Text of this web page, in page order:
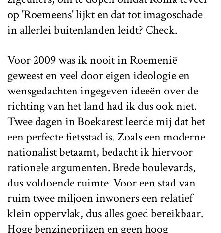
op 'Roemeens' lijkt en dat tot imagoschade
in allerlei buitenlanden leidt? Check.
Voor 2009 was ik nooit in Roemenië
geweest en veel door eigen ideologie en
wensgedachten ingegeven ideeën over de
richting van het land had ik dus ook niet.
Twee dagen in Boekarest leerde mij dat het
een perfecte fietsstad is. Zoals een moderne
nationalist betaamt, bedacht ik hiervoor
rationele argumenten. Brede boulevards,
dus voldoende ruimte. Voor een stad van
ruim twee miljoen inwoners een relatief
klein oppervlak, dus alles goed bereikbaar.
Hoge benzineprijzen en geen hoog